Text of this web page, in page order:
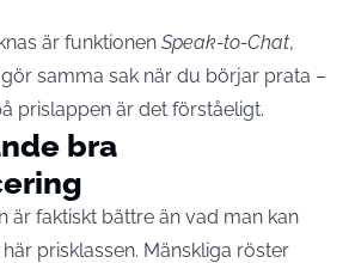
är funktionen Speak-to-Chat,
samma sak när du börjar prata –
prislappen är det förståeligt.
bra
är faktiskt bättre än vad man kan
prisklassen. Mänskliga röster